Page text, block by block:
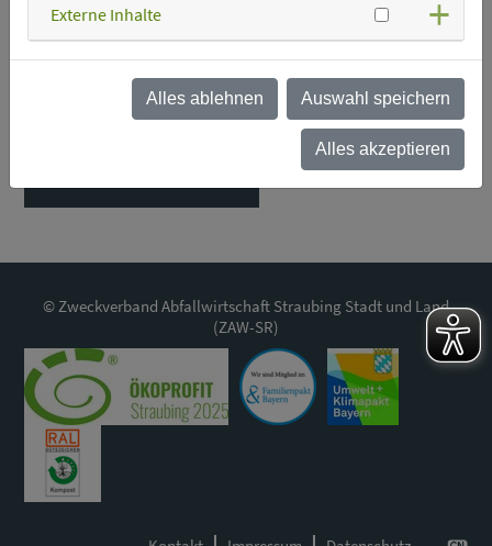
Luftaufnahme des
Kompostwerk
Aiterhofen
© Zweckverband Abfallwirtschaft Straubing Stadt und Land
(ZAW-SR)
Externe Inhalte
Alles ablehnen Auswahl speichern
Alles akzeptieren